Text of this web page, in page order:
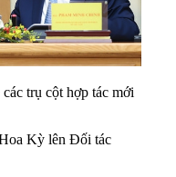
trụ cột hợp tác mới
Kỳ lên Đối tác